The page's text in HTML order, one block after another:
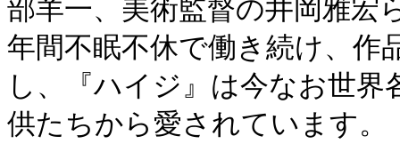
部羊一、美術監督の井岡雅宏
年間不眠不休で働き続け、作
し、『ハイジ』は今なお世
供たちから愛されています。